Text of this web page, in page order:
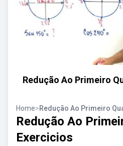
Redução Ao Primeiro
Home>Redução Ao Primeiro
Redução Ao
Exercicios